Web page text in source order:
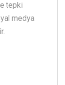
tepki
medya